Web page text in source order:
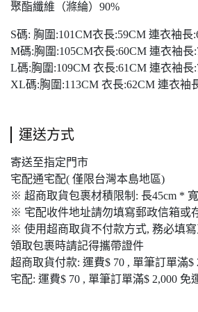
聚酯纖維（滌綸）90%
S碼: 胸圍:101CM衣長:59CM 連衣袖長
M碼:胸圍:105CM衣長:60CM 連衣袖長
L碼:胸圍:109CM 衣長:61CM 連衣袖長
XL碼:胸圍:113CM 衣長:62CM 連衣袖
運送方式
寄送至指定門市
宅配通宅配( 僅限台灣本島地區)
※ 超商取貨包裹材積限制: 長45cm *
※ 宅配收件地址請勿填寫郵政信箱或
※ 使用超商取貨不付款方式, 務必填
領取包裹時請記得攜帶證件
超商取貨付款: 運費$ 70 , 單筆訂單滿$
宅配: 運費$ 70 , 單筆訂單滿$ 2,000 免